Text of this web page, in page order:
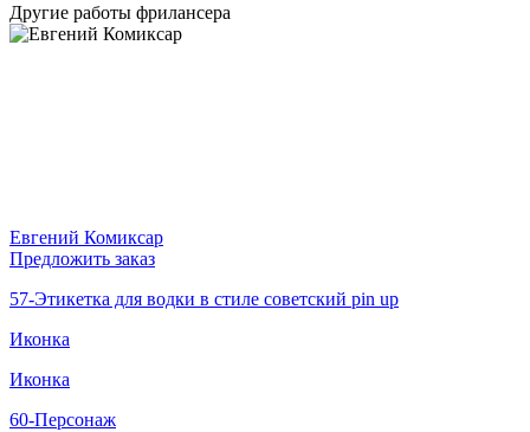
Другие работы фрилансера
Евгений Комиксар
Предложить заказ
57-Этикетка для водки в стиле советский pin up
Иконка
Иконка
60-Персонаж